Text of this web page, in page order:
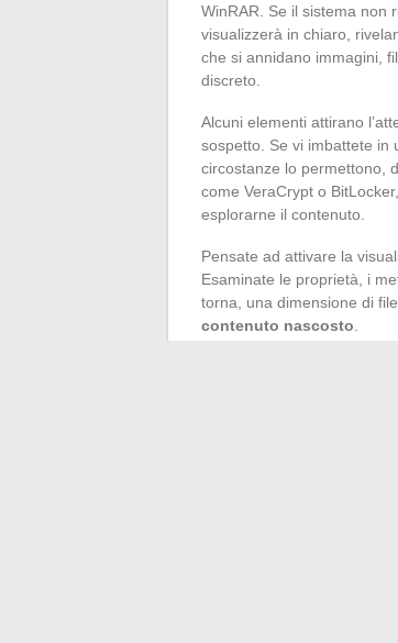
WinRAR. Se il sistema non
visualizzerà in chiaro,
che si annidano immagini,
discreto.
Alcuni elementi attirano
sospetto. Se vi imbattete in
circostanze lo permettono,
come VeraCrypt o
esplorarne il contenuto.
Pensate ad attivare la
Esaminate le proprietà, i
torna, una dimensione di
contenuto nascosto